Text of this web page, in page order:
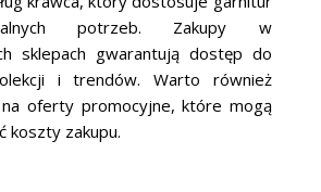
potrzeb. Zakupy w
sklepach gwarantują dostęp do
i trendów. Warto również
oferty promocyjne, które mogą
koszty zakupu.